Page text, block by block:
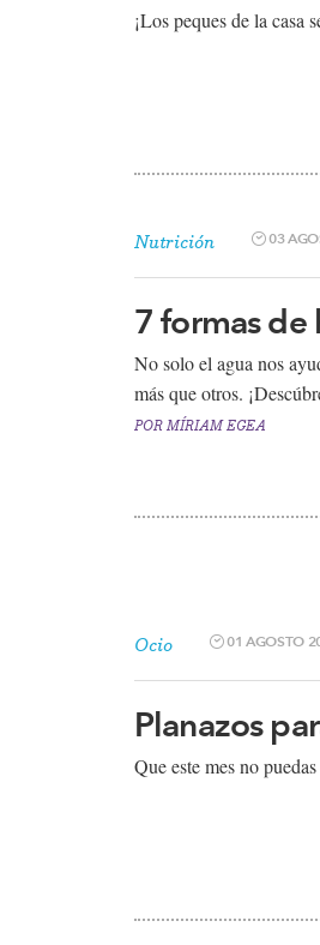
¡​Los peques de la casa
Nutrición 03
7 formas
​No solo el agua nos
más que otros.
POR MÍRIAM EGEA
Ocio 01 AGOSTO
Planazos
​Que este mes no